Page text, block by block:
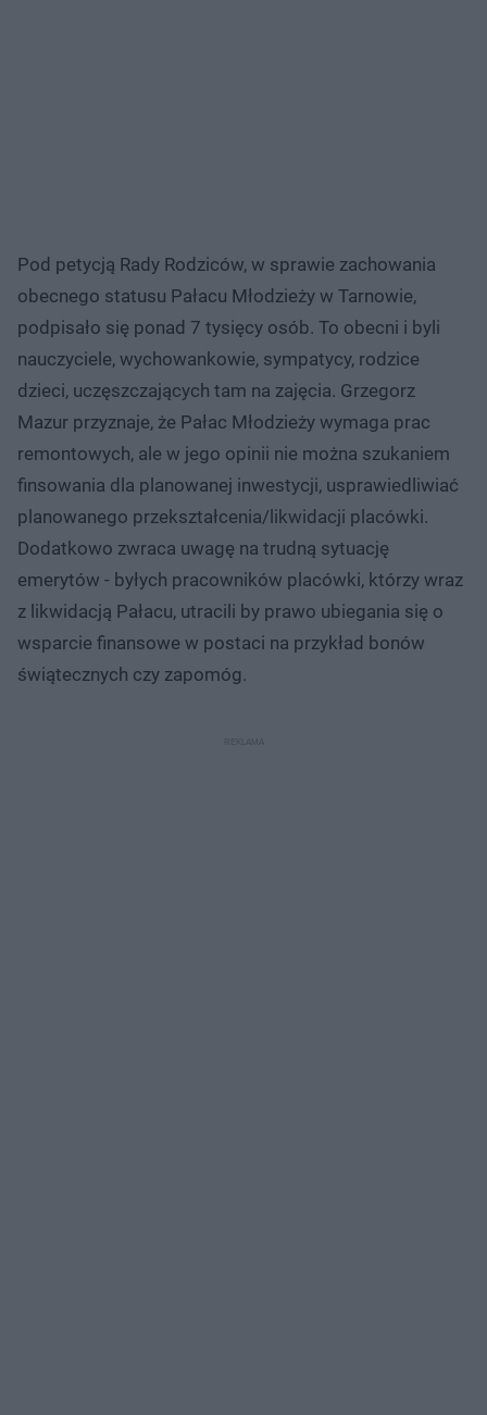
Pod petycją Rady Rodziców, w sprawie zachowania
obecnego statusu Pałacu Młodzieży w Tarnowie,
podpisało się ponad 7 tysięcy osób. To obecni i byli
nauczyciele, wychowankowie, sympatycy, rodzice
dzieci, uczęszczających tam na zajęcia. Grzegorz
Mazur przyznaje, że Pałac Młodzieży wymaga prac
remontowych, ale w jego opinii nie można szukaniem
finsowania dla planowanej inwestycji, usprawiedliwiać
planowanego przekształcenia/likwidacji placówki.
Dodatkowo zwraca uwagę na trudną sytuację
emerytów - byłych pracowników placówki, którzy wraz
z likwidacją Pałacu, utracili by prawo ubiegania się o
wsparcie finansowe w postaci na przykład bonów
świątecznych czy zapomóg.